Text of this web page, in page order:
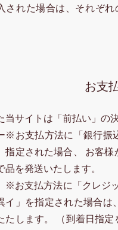
れた場合は、それぞ
お支
当サイトは「前払い」の
※お支払方法に「銀行振
指定された場合、 お客
品を発送いたします。
※お支払方法に「クレジ
イ」を指定された場合は
たします。 （到着日指定